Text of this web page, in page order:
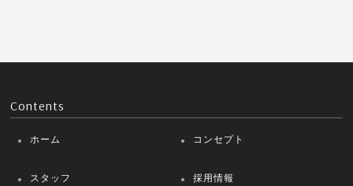
Contents
ホーム コンセプト
スタッフ 採用情報